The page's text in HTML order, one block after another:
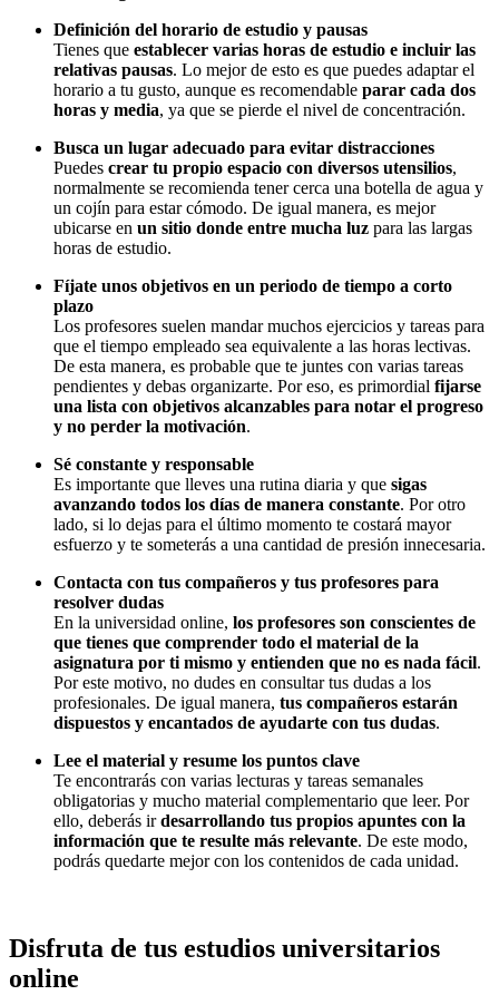
Definición del horario de estudio y pausas
Tienes que establecer varias horas de estudio e incluir las
relativas pausas. Lo mejor de esto es que puedes adaptar el
horario a tu gusto, aunque es recomendable parar cada dos
horas y media, ya que se pierde el nivel de concentración.
Busca un lugar adecuado para evitar distracciones
Puedes crear tu propio espacio con diversos utensilios,
normalmente se recomienda tener cerca una botella de agua y
un cojín para estar cómodo. De igual manera, es mejor
ubicarse en un sitio donde entre mucha luz para las largas
horas de estudio.
Fíjate unos objetivos en un periodo de tiempo a corto
plazo
Los profesores suelen mandar muchos ejercicios y tareas para
que el tiempo empleado sea equivalente a las horas lectivas.
De esta manera, es probable que te juntes con varias tareas
pendientes y debas organizarte. Por eso, es primordial fijarse
una lista con objetivos alcanzables para notar el progreso
y no perder la motivación.
Sé constante y responsable
Es importante que lleves una rutina diaria y que sigas
avanzando todos los días de manera constante. Por otro
lado, si lo dejas para el último momento te costará mayor
esfuerzo y te someterás a una cantidad de presión innecesaria.
Contacta con tus compañeros y tus profesores para
resolver dudas
En la universidad online, los profesores son conscientes de
que tienes que comprender todo el material de la
asignatura por ti mismo y entienden que no es nada fácil.
Por este motivo, no dudes en consultar tus dudas a los
profesionales. De igual manera, tus compañeros estarán
dispuestos y encantados de ayudarte con tus dudas.
Lee el material y resume los puntos clave
Te encontrarás con varias lecturas y tareas semanales
obligatorias y mucho material complementario que leer. Por
ello, deberás irdesarrollando tus propios apuntes con la
información que te resulte más relevante. De este modo,
podrás quedarte mejor con los contenidos de cada unidad.
Disfruta de tus estudios universitarios
online